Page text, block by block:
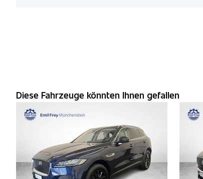
Diese Fahrzeuge könnten Ihnen gefallen